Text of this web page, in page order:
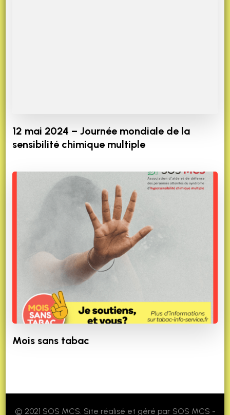
12 mai 2024 – Journée mondiale de la
sensibilité chimique multiple
Mois sans tabac
© 2021 SOS MCS. Site réalisé et géré par SOS MCS -